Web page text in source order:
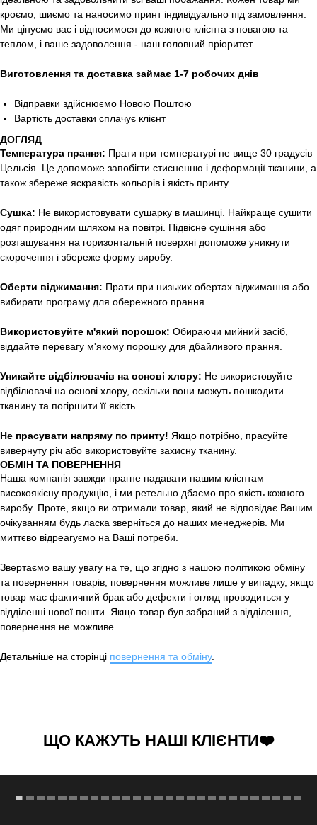
кроємо, шиємо та наносимо принт індивідуально під замовлення.
Ми цінуємо вас і відносимося до кожного клієнта з повагою та
теплом, і ваше задоволення - наш головний пріоритет.
Виготовлення та доставка займає 1-7 робочих днів
Відправки здійснюємо Новою Поштою
Вартість доставки сплачує клієнт
ДОГЛЯД
Температура прання: Прати при температурі не вище 30 градусів
Цельсія. Це допоможе запобігти стисненню і деформації тканини, а
також збереже яскравість кольорів і якість принту.
Сушка: Не використовувати сушарку в машинці. Найкраще сушити
одяг природним шляхом на повітрі. Підвісне сушіння або
розташування на горизонтальній поверхні допоможе уникнути
скорочення і збереже форму виробу.
Оберти віджимання: Прати при низьких обертах віджимання або
вибирати програму для обережного прання.
Використовуйте м'який порошок: Обираючи мийний засіб,
віддайте перевагу м'якому порошку для дбайливого прання.
Уникайте відбілювачів на основі хлору: Не використовуйте
відбілювачі на основі хлору, оскільки вони можуть пошкодити
тканину та погіршити її якість.
Не прасувати напряму по принту! Якщо потрібно, прасуйте
вивернуту річ або використовуйте захисну тканину.
ОБМІН ТА ПОВЕРНЕННЯ
Наша компанія завжди прагне надавати нашим клієнтам
високоякісну продукцію, і ми ретельно дбаємо про якість кожного
виробу. Проте, якщо ви отримали товар, який не відповідає Вашим
очікуванням будь ласка зверніться до наших менеджерів. Ми
миттєво відреагуємо на Ваші потреби.
Звертаємо вашу увагу на те, що згідно з нашою політикою обміну
та повернення товарів, повернення можливе лише у випадку, якщо
товар має фактичний брак або дефекти і огляд проводиться у
відділенні нової пошти. Якщо товар був забраний з відділення,
повернення не можливе.
Детальніше на сторінці повернення та обміну.
ЩО КАЖУТЬ НАШІ КЛІЄНТИ❤️